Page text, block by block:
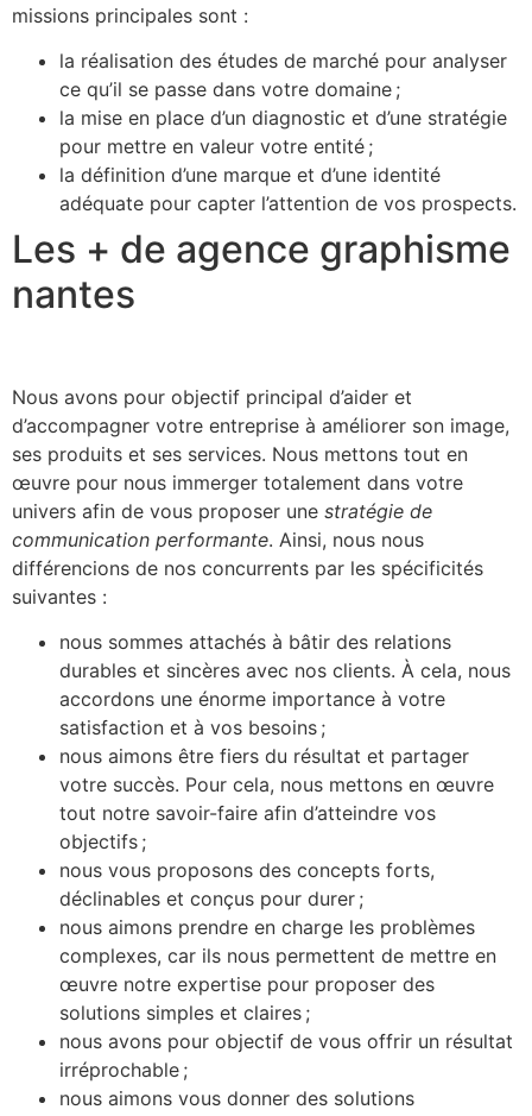
missions principales sont :
la réalisation des études de marché pour analyser
ce qu’il se passe dans votre domaine ;
la mise en place d’un diagnostic et d’une stratégie
pour mettre en valeur votre entité ;
la définition d’une marque et d’une identité
adéquate pour capter l’attention de vos prospects.
Les + de agence graphisme
nantes
Nous avons pour objectif principal d’aider et
d’accompagner votre entreprise à améliorer son image,
ses produits et ses services. Nous mettons tout en
œuvre pour nous immerger totalement dans votre
univers afin de vous proposer une stratégie de
communication performante. Ainsi, nous nous
différencions de nos concurrents par les spécificités
suivantes :
nous sommes attachés à bâtir des relations
durables et sincères avec nos clients. À cela, nous
accordons une énorme importance à votre
satisfaction et à vos besoins ;
nous aimons être fiers du résultat et partager
votre succès. Pour cela, nous mettons en œuvre
tout notre savoir-faire afin d’atteindre vos
objectifs ;
nous vous proposons des concepts forts,
déclinables et conçus pour durer ;
nous aimons prendre en charge les problèmes
complexes, car ils nous permettent de mettre en
œuvre notre expertise pour proposer des
solutions simples et claires ;
nous avons pour objectif de vous offrir un résultat
irréprochable ;
nous aimons vous donner des solutions